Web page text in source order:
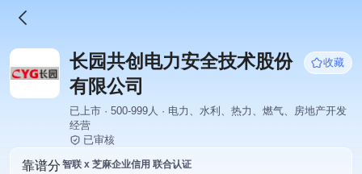
长园共创电力安全技术股份
有限公司
收藏
已上市 · 500-999人 · 电力、水利、热力、燃气、房地产开发
经营
已审核
靠谱分 智联 x 芝麻企业信用 联合认证